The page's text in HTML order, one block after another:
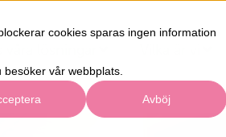
cookies sparas ingen information
vår webbplats.
Avböj
lösningar